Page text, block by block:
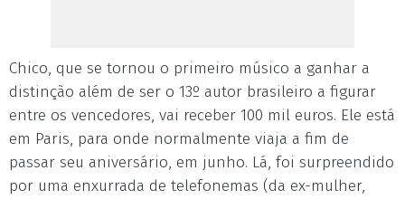
Chico, que se tornou o primeiro músico a ganhar a
distinção além de ser o 13º autor brasileiro a figurar
entre os vencedores, vai receber 100 mil euros. Ele está
em Paris, para onde normalmente viaja a fim de
passar seu aniversário, em junho. Lá, foi surpreendido
por uma enxurrada de telefonemas (da ex-mulher,